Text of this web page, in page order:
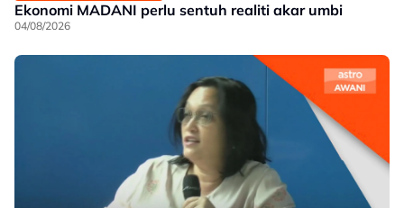
Ekonomi MADANI perlu sentuh realiti akar umbi
04/08/2026